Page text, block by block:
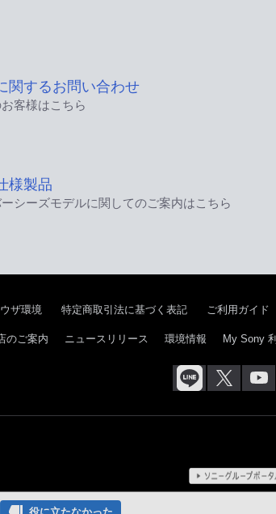
関するお問い合わせ
客様はこちら
様製品
シーズモデルに関してのご案内はこちら
ザ環境 特定商取引法に基づく表記 ご利用ガイド
のご案内 ニュースリリース 環境情報 My Sony